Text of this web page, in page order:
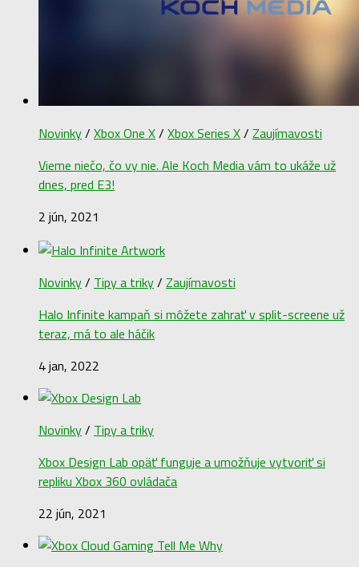
Novinky/ Xbox One X/ Xbox Series X/ Zaujímavosti
Vieme niečo, čo vy nie. Ale Koch Media vám to ukáže už
dnes, pred E3!
2 jún, 2021
Novinky/ Tipy a triky/ Zaujímavosti
Halo Infinite kampaň si môžete zahrať v split-screene už
teraz, má to ale háčik
4 jan, 2022
Novinky/ Tipy a triky
Xbox Design Lab opäť funguje a umožňuje vytvoriť si
repliku Xbox 360 ovládača
22 jún, 2021